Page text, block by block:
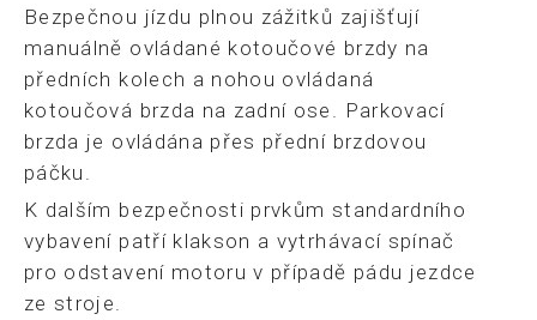
Bezpečnou jízdu plnou zážitků zajišťují
manuálně ovládané kotoučové brzdy na
předních kolech a nohou ovládaná
kotoučová brzda na zadní ose. Parkovací
brzda je ovládána přes přední brzdovou
páčku.
K dalším bezpečnosti prvkům standardního
vybavení patří klakson a vytrhávací spínač
pro odstavení motoru v případě pádu jezdce
ze stroje.